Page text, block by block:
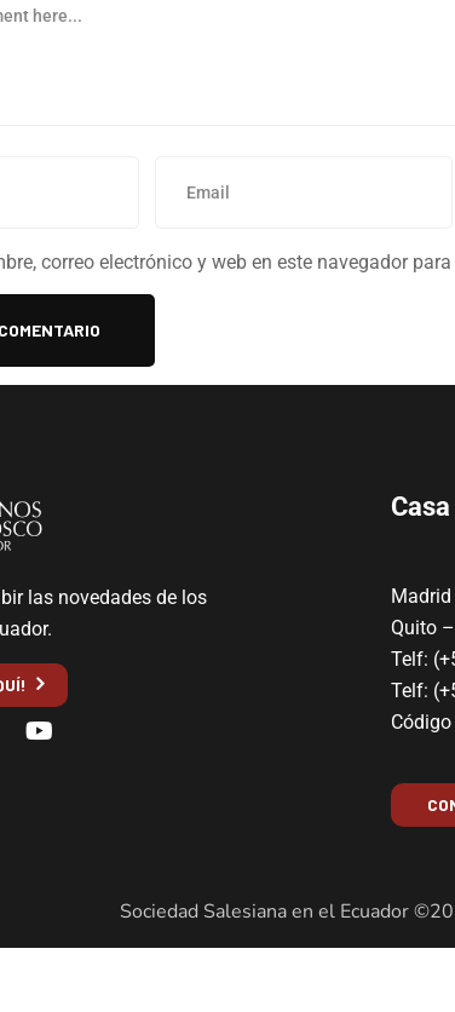
correo electrónico y web en este navegador
las novedades de los
Madrid
Quito
Telf:
Telf:
Sociedad Salesiana en el Ecuador